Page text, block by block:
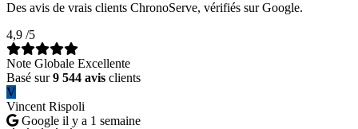
Des avis de vrais clients ChronoServe, vérifiés sur Google.
4,9 /5
Note Globale Excellente
Basé sur9 544 avis clients
V
Vincent Rispoli
Google il y a 1 semaine